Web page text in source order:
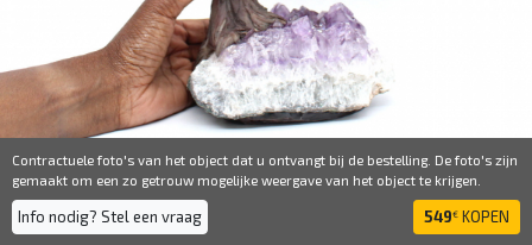
Contractuele foto's van het object dat u ontvangt bij de bestelling. De foto's zijn
gemaakt om een ​​zo getrouw mogelijke weergave van het object te krijgen.
Info nodig? Stel een vraag 549€ KOPEN